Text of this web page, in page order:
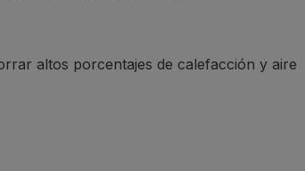
altos porcentajes de calefacción y aire